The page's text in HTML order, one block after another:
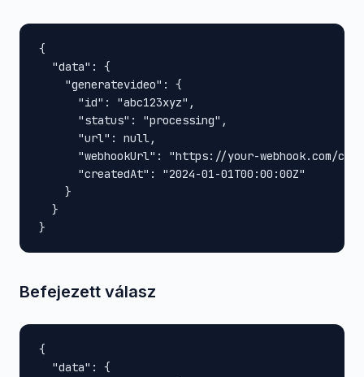
{
  "data": {
    "generatevideo": {
      "id": "abc123xyz",
      "status": "processing",
      "url": null,
"webhookUrl": "https://your-webhook.com/
      "createdAt": "2024-01-01T00:00:00Z"
    }
  }
}
Befejezett válasz
{
  "data": {